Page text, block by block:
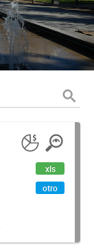
xls
otro